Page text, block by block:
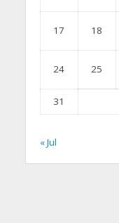
17 18
24 25
31
« Jul